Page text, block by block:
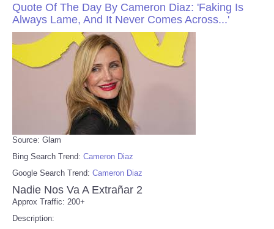
Quote Of The Day By Cameron Diaz: 'Faking Is
Always Lame, And It Never Comes Across...'
Source: Glam
Bing Search Trend: Cameron Diaz
Google Search Trend: Cameron Diaz
Nadie Nos Va A Extrañar 2
Approx Traffic: 200+
Description: